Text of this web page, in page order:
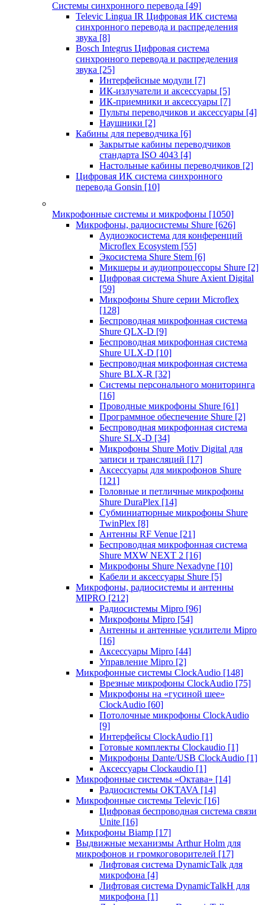
Системы синхронного перевода [49]
Televic Lingua IR Цифровая ИК система
синхронного перевода и распределения
звука [8]
Bosch Integrus Цифровая система
синхронного перевода и распределения
звука [25]
Интерфейсные модули [7]
ИК-излучатели и аксессуары [5]
ИК-приемники и аксессуары [7]
Пульты переводчиков и аксессуары [4]
Наушники [2]
Кабины для переводчика [6]
Закрытые кабины переводчиков
стандарта ISO 4043 [4]
Настольные кабины переводчиков [2]
Цифровая ИК система синхронного
перевода Gonsin [10]
Микрофонные системы и микрофоны [1050]
Микрофоны, радиосистемы Shure [626]
Аудиоэкосистема для конференций
Microflex Ecosystem [55]
Экосистема Shure Stem [6]
Микшеры и аудиопроцессоры Shure [2]
Цифровая система Shure Axient Digital
[59]
Микрофоны Shure серии Microflex
[128]
Беспроводная микрофонная система
Shure QLX-D [9]
Беспроводная микрофонная система
Shure ULX-D [10]
Беспроводная микрофонная система
Shure BLX-R [32]
Системы персонального мониторинга
[16]
Проводные микрофоны Shure [61]
Программное обеспечение Shure [2]
Беспроводная микрофонная система
Shure SLX-D [34]
Микрофоны Shure Motiv Digital для
записи и трансляций [17]
Аксессуары для микрофонов Shure
[121]
Головные и петличные микрофоны
Shure DuraPlex [14]
Субминиатюрные микрофоны Shure
TwinPlex [8]
Антенны RF Venue [21]
Беспроводная микрофонная система
Shure MXW NEXT 2 [16]
Микрофоны Shure Nexadyne [10]
Кабели и аксессуары Shure [5]
Микрофоны, радиосистемы и антенны
MIPRO [212]
Радиосистемы Mipro [96]
Микрофоны Mipro [54]
Антенны и антенные усилители Mipro
[16]
Аксессуары Mipro [44]
Управление Mipro [2]
Микрофонные системы ClockAudio [148]
Врезные микрофоны ClockAudio [75]
Микрофоны на «гусиной шее»
ClockAudio [60]
Потолочные микрофоны ClockAudio
[9]
Интерфейсы ClockAudio [1]
Готовые комплекты Clockaudio [1]
Микрофоны Dante/USB ClockAudio [1]
Аксессуары Clockaudio [1]
Микрофонные системы «Октава» [14]
Радиосистемы OKTAVA [14]
Микрофонные системы Televic [16]
Цифровая беспроводная система связи
Unite [16]
Микрофоны Biamp [17]
Выдвижные механизмы Arthur Holm для
микрофонов и громкоговорителей [17]
Лифтовая система DynamicTalk для
микрофона [4]
Лифтовая система DynamicTalkH для
микрофона [1]